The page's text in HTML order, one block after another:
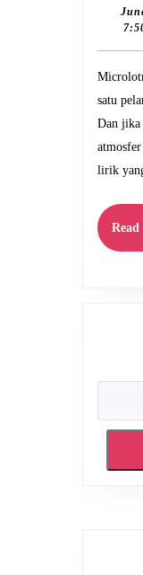
Microlotmusic – Lagu Beach House adalah salah
satu
Dan jika
lirik